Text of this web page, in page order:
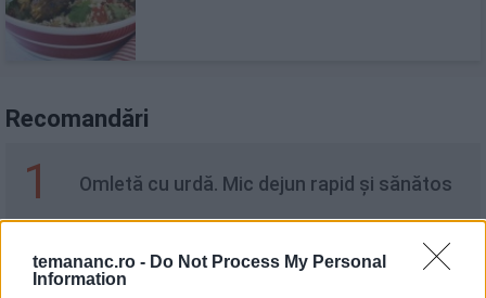
temananc.ro - Do Not Process My Personal
Information
Recomandări
1 Omletă cu urdă. Mic dejun rapid și sănătos
2
Compot de cireșe cu scorțișoară - fără